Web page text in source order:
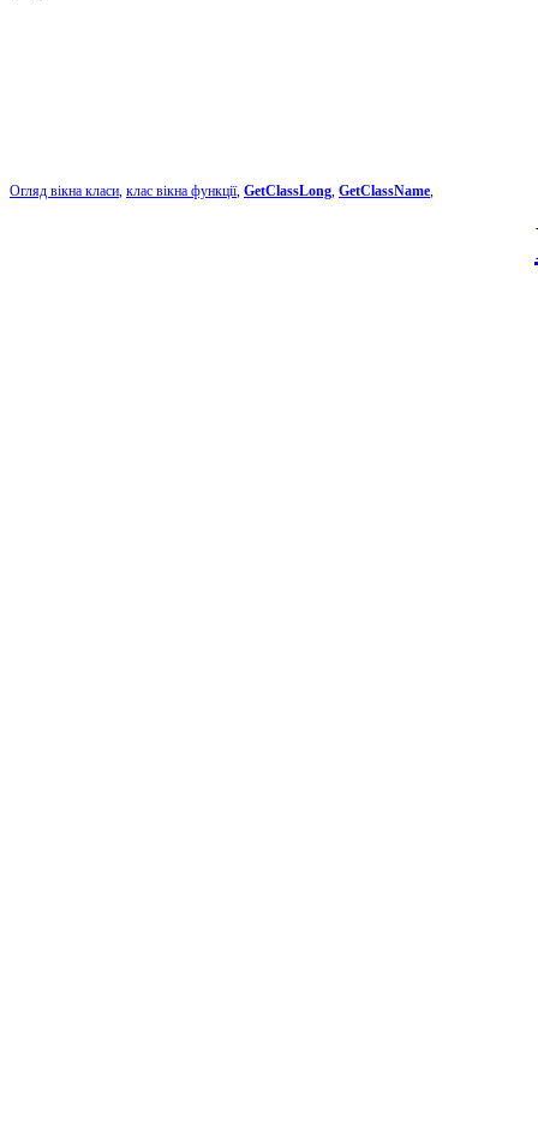
Огляд вікна класи, клас вікна функції, GetClassLong, GetClassName,